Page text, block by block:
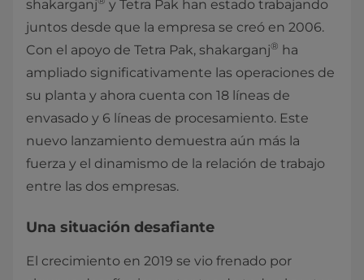
shakarganj
y Tetra Pak han estado trabajando
juntos desde que la empresa se creó en 2006.
Con el apoyo de Tetra Pak, shakarganj® ha
ampliado significativamente las operaciones de
su planta y ahora cuenta con 18 líneas de
envasado y 6 líneas de procesamiento. Este
nuevo lanzamiento demuestra aún más la
fuerza y el dinamismo de la relación de trabajo
entre las dos empresas.
Una situación desafiante
El crecimiento en 2019 se vio frenado por